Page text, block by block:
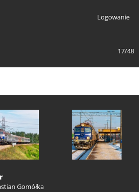
Logowanie
17/48
Gomółka